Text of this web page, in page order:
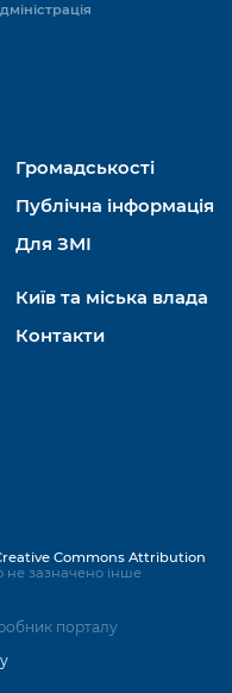
Громадськості
Публічна інформація
Для ЗМІ
Київ та міська влада
Контакти
порталу
Commons Attribution
не зазначено інше